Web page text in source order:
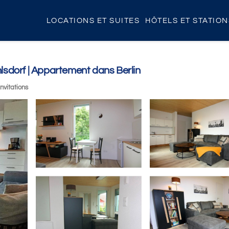
LOCATIONS ET SUITES HÔTELS ET
| Appartement dans Berlin